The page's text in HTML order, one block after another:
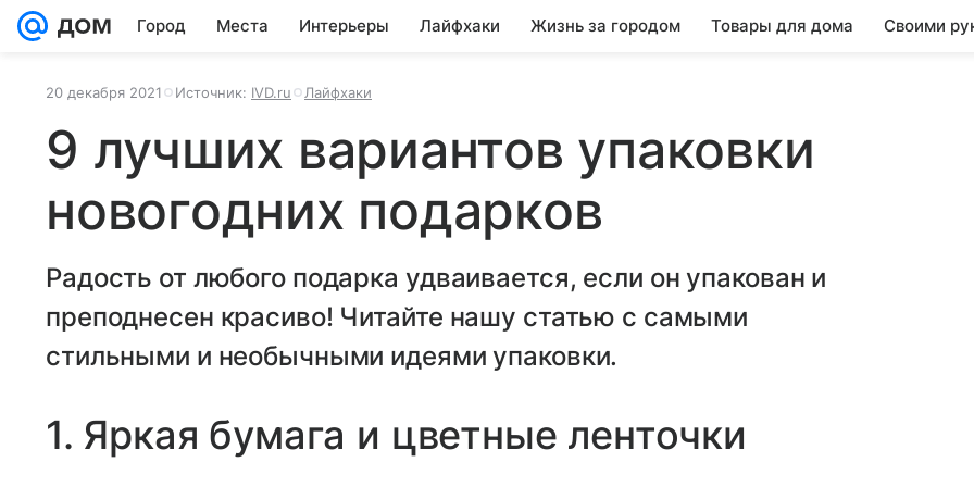
Город Места Интерьеры Лайфхаки Жизнь за городом Товары для дома Своими
20 декабря 2021 Источник: IVD.ru Лайфхаки
9 лучших вариантов упаковки
новогодних подарков
Радость от любого подарка удваивается, если он упакован и
преподнесен красиво! Читайте нашу статью с самыми
стильными и необычными идеями упаковки.
1. Яркая бумага и цветные ленточки